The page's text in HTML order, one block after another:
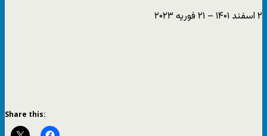
۲ اسفند ۱۴۰۱ – ۲۱ فوریه ۲۰۲۳
Share this: